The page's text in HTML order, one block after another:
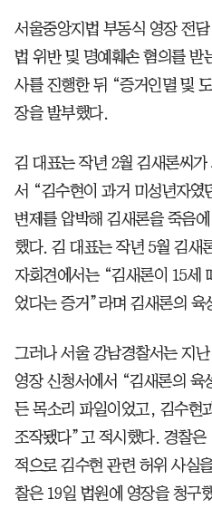
서울중앙지법 부동식 영장 전
법 위반 및 명예훼손 혐의를 받
사를 진행한 뒤 “증거인멸 및
장을 발부했다.
김 대표는 작년 2월 김새론씨가
서 “김수현이 과거 미성년자였
변제를 압박해 김새론을 죽음
했다. 김 대표는 작년 5월 김새
자회견에서는 “김새론이 15세
었다는 증거”라며 김새론의 육
그러나 서울 강남경찰서는 지
영장 신청서에서 “김새론의
든 목소리 파일이었고, 김수현
조작됐다”고 적시했다. 경찰
적으로 김수현 관련 허위 사실
찰은 19일 법원에 영장을 청구